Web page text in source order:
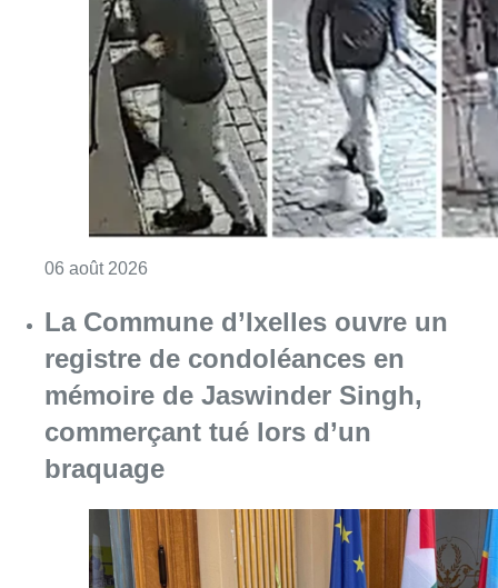
06 août 2026
La Commune d’Ixelles ouvre un
registre de condoléances en
mémoire de Jaswinder Singh,
commerçant tué lors d’un
braquage